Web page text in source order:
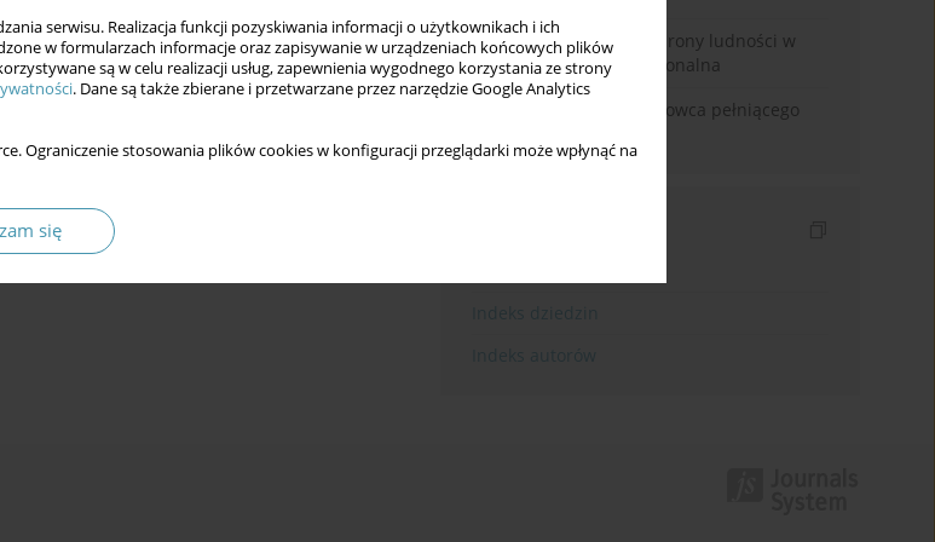
serwisu. Realizacja funkcji pozyskiwania informacji o użytkownikach i ich
w formularzach informacje oraz zapisywanie w urządzeniach końcowych plików
są w celu realizacji usług, zapewnienia wygodnego korzystania ze strony
. Dane są także zbierane i przetwarzane przez narzędzie Google Analytics
Ograniczenie stosowania plików cookies w konfiguracji przeglądarki może wpłynąć na
się
Odbudowa systemu ochrony ludności w
Polsce. Analiza instytucjonalna
Odpowiedzialność naukowca pełniącego